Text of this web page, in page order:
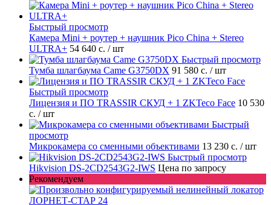
Быстрый просмотр
Камера Mini + роутер + наушник Pico China + Stereo
ULTRA+ 54 640 с. / шт
Быстрый просмотр
Тумба шлагбаума Came G3750DX 91 580 с. / шт
Быстрый просмотр
Лицензия и ПО TRASSIR СКУД + 1 ZKTeco Face 10 530
с. / шт
Быстрый
просмотр
Микрокамера со сменными объективами 13 230 с. / шт
Быстрый просмотр
Hikvision DS-2CD2543G2-IWS Цена по запросу
Рекомендуем